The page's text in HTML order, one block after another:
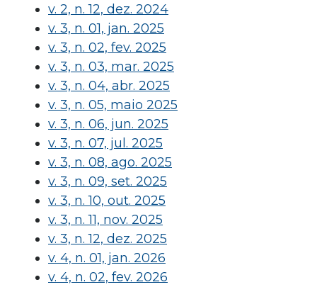
v. 2, n. 12, dez. 2024
v. 3, n. 01, jan. 2025
v. 3, n. 02, fev. 2025
v. 3, n. 03, mar. 2025
v. 3, n. 04, abr. 2025
v. 3, n. 05, maio 2025
v. 3, n. 06, jun. 2025
v. 3, n. 07, jul. 2025
v. 3, n. 08, ago. 2025
v. 3, n. 09, set. 2025
v. 3, n. 10, out. 2025
v. 3, n. 11, nov. 2025
v. 3, n. 12, dez. 2025
v. 4, n. 01, jan. 2026
v. 4, n. 02, fev. 2026